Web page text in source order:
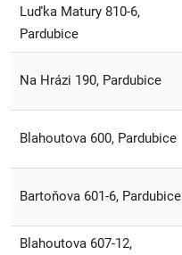
Luďka Matury 810-6,
Pardubice
Na Hrázi 190, Pardubice
Blahoutova 600, Pardubice
Bartoňova 601-6, Pardubice
Blahoutova 607-12,